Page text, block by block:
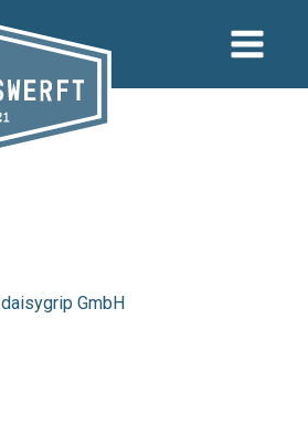
daisygrip GmbH